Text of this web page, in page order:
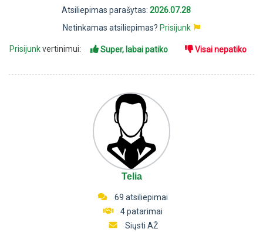
Atsiliepimas parašytas: 2026.07.28
Netinkamas atsiliepimas? Prisijunk
Prisijunkvertinimui: Super, labai patiko Visai nepatiko
Telia
69 atsiliepimai
4 patarimai
Siųsti AŽ